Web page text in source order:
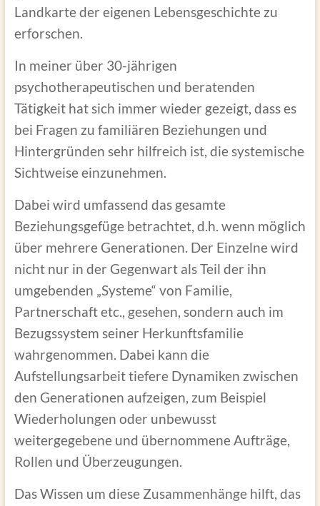
Landkarte der eigenen Lebensgeschichte zu
erforschen.
In meiner über 30-jährigen
psychotherapeutischen und beratenden
Tätigkeit hat sich immer wieder gezeigt, dass es
bei Fragen zu familiären Beziehungen und
Hintergründen sehr hilfreich ist, die systemische
Sichtweise einzunehmen.
Dabei wird umfassend das gesamte
Beziehungsgefüge betrachtet, d.h. wenn möglich
über mehrere Generationen. Der Einzelne wird
nicht nur in der Gegenwart als Teil der ihn
umgebenden „Systeme“ von Familie,
Partnerschaft etc., gesehen, sondern auch im
Bezugssystem seiner Herkunftsfamilie
wahrgenommen. Dabei kann die
Aufstellungsarbeit tiefere Dynamiken zwischen
den Generationen aufzeigen, zum Beispiel
Wiederholungen oder unbewusst
weitergegebene und übernommene Aufträge,
Rollen und Überzeugungen.
Das Wissen um diese Zusammenhänge hilft, das